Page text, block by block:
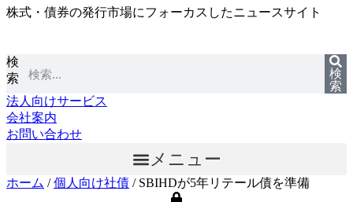
コ
ン
ツ
に
ス
キ
ッ
株式・債券の発行市場にフォーカスしたニュースサイト
検
索
検
索
法人向けサービス
会社案内
お問い合わせ
メニュー
ホーム /個人向け社債 / SBIHDが5年リテール債を準備